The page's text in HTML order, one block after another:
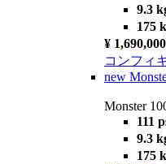
9.3
175
¥
コンフィ
new
Monster
111
9.3
175